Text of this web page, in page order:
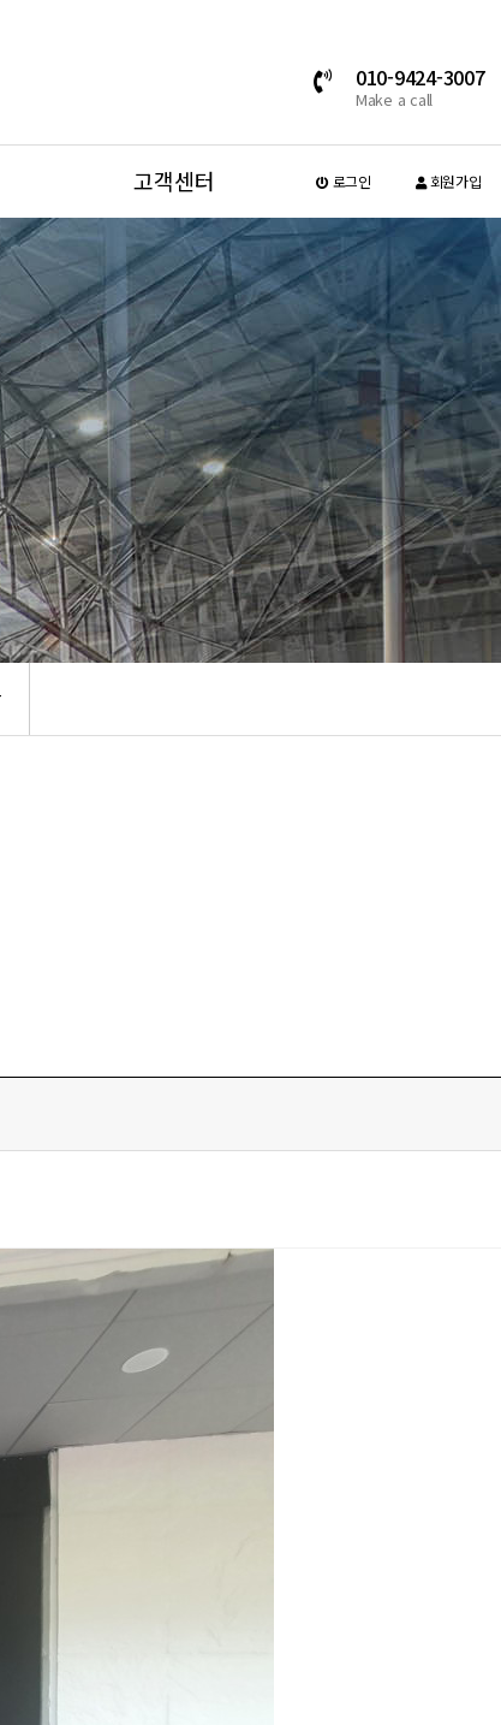
010-9424-3007
Make a call
고객센터 로그인 회원가입